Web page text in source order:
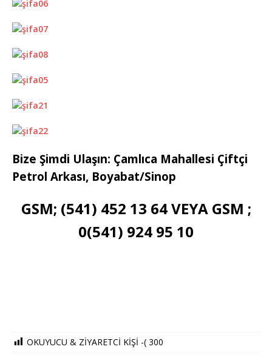
Bize Şimdi Ulaşın: Çamlıca Mahallesi Çiftçi
Petrol Arkası, Boyabat/Sinop
GSM; (541) 452 13 64 VEYA GSM ;
0(541) 924 95 10
OKUYUCU & ZİYARETCİ KİŞİ -( 300